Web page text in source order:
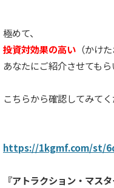
極めて、
投資対効果の高い （かけ
あなたにご紹介させてもら
こちらから確認してみてく
https://1kgmf.com/st/
『アトラクション・マス